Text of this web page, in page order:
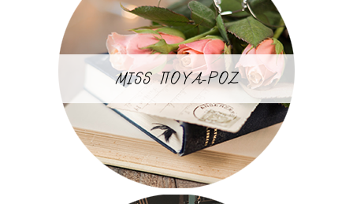
MISS ΠΟΥΑ-ΡΟΖ